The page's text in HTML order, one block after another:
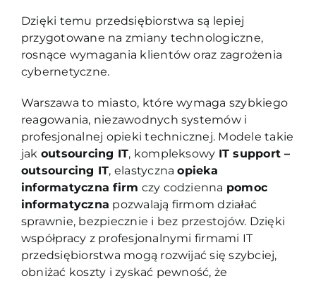
Dzięki temu przedsiębiorstwa są lepiej
przygotowane na zmiany technologiczne,
rosnące wymagania klientów oraz zagrożenia
cybernetyczne.
Warszawa to miasto, które wymaga szybkiego
reagowania, niezawodnych systemów i
profesjonalnej opieki technicznej. Modele takie
jak outsourcing IT, kompleksowy IT support –
outsourcing IT, elastycznaopieka
informatyczna firm czy codzienna pomoc
informatyczna pozwalają firmom działać
sprawnie, bezpiecznie i bez przestojów. Dzięki
współpracy z profesjonalnymi firmami IT
przedsiębiorstwa mogą rozwijać się szybciej,
obniżać koszty i zyskać pewność, że